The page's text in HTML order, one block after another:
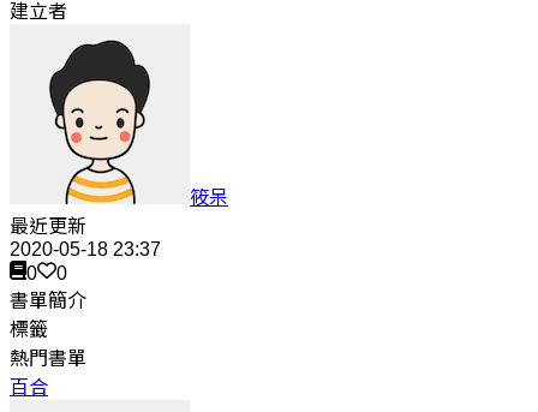
建立者
筱呆
最近更新
2020-05-18 23:37
0
0
書單簡介
標籤
熱門書單
百合